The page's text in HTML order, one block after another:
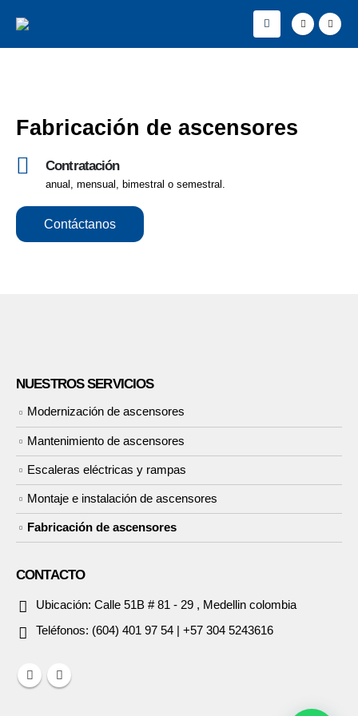
Fabricación de ascensores
Contratación
anual, mensual, bimestral o semestral.
Contáctanos
NUESTROS SERVICIOS
Modernización de ascensores
Mantenimiento de ascensores
Escaleras eléctricas y rampas
Montaje e instalación de ascensores
Fabricación de ascensores
CONTACTO
Ubicación: Calle 51B # 81 - 29 , Medellin colombia
Teléfonos: (604) 401 97 54 | +57 304 5243616